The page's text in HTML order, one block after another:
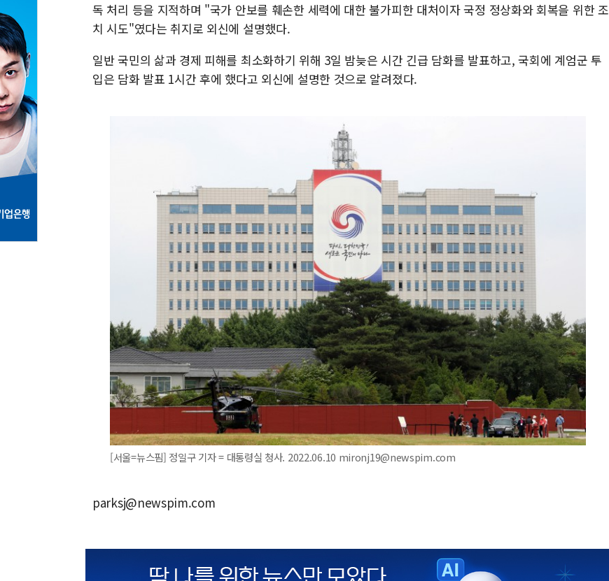
독 처리 등을 지적하며 "국가 안보를 훼손한 세력에 대한 불가피한 대처이자 국정 정상화와 회복을 위한 조
치 시도"였다는 취지로 외신에 설명했다.
일반 국민의 삶과 경제 피해를 최소화하기 위해 3일 밤늦은 시간 긴급 담화를 발표하고, 국회에 계엄군 투
입은 담화 발표 1시간 후에 했다고 외신에 설명한 것으로 알려졌다.
[서울=뉴스핌] 정일구 기자 = 대통령실 청사. 2022.06.10 mironj19@newspim.com
parksj@newspim.com